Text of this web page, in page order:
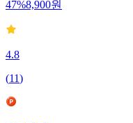
47%8,900원
4.8
(11)